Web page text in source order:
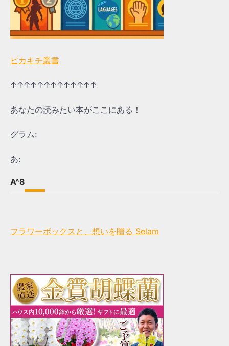
ピカキチ叢書
↑↑↑↑↑↑↑↑↑↑↑↑↑
あなたの読みたい本がここにある！
グラム:
あ:
A^8
フラワーボックスと、想いを贈る Selam